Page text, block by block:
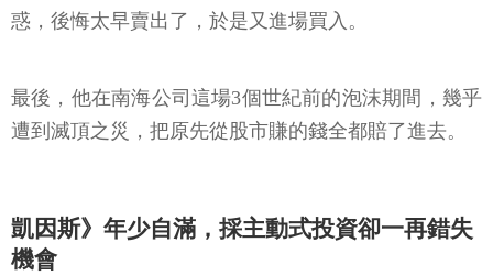
惑，後悔太早賣出了，於是又進場買入。
最後，他在南海公司這場3個世紀前的泡沫期間，幾乎
遭到滅頂之災，把原先從股市賺的錢全都賠了進去。
凱因斯》年少自滿，採主動式投資卻一再錯失
機會